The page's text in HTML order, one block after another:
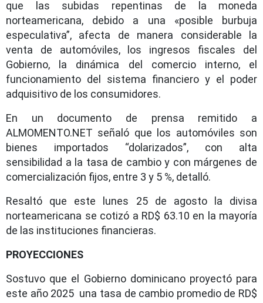
que las subidas repentinas de la moneda
norteamericana, debido a una «posible burbuja
especulativa”, afecta de manera considerable la
venta de automóviles, los ingresos fiscales del
Gobierno, la dinámica del comercio interno, el
funcionamiento del sistema financiero y el poder
adquisitivo de los consumidores.
En un documento de prensa remitido a
ALMOMENTO.NET señaló que los automóviles son
bienes importados “dolarizados”, con alta
sensibilidad a la tasa de cambio y con márgenes de
comercialización fijos, entre 3 y 5 %, detalló.
Resaltó que este lunes 25 de agosto la divisa
norteamericana se cotizó a RD$ 63.10 en la mayoría
de las instituciones financieras.
PROYECCIONES
Sostuvo que el Gobierno dominicano proyectó para
este año 2025 una tasa de cambio promedio de RD$